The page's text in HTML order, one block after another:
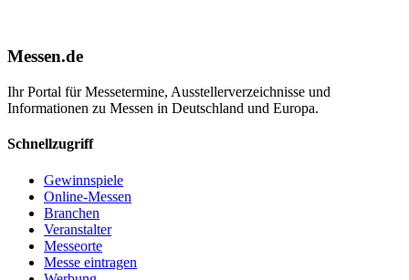
Messen.de
Ihr Portal für Messetermine, Ausstellerverzeichnisse und
Informationen zu Messen in Deutschland und Europa.
Schnellzugriff
Gewinnspiele
Online-Messen
Branchen
Veranstalter
Messeorte
Messe eintragen